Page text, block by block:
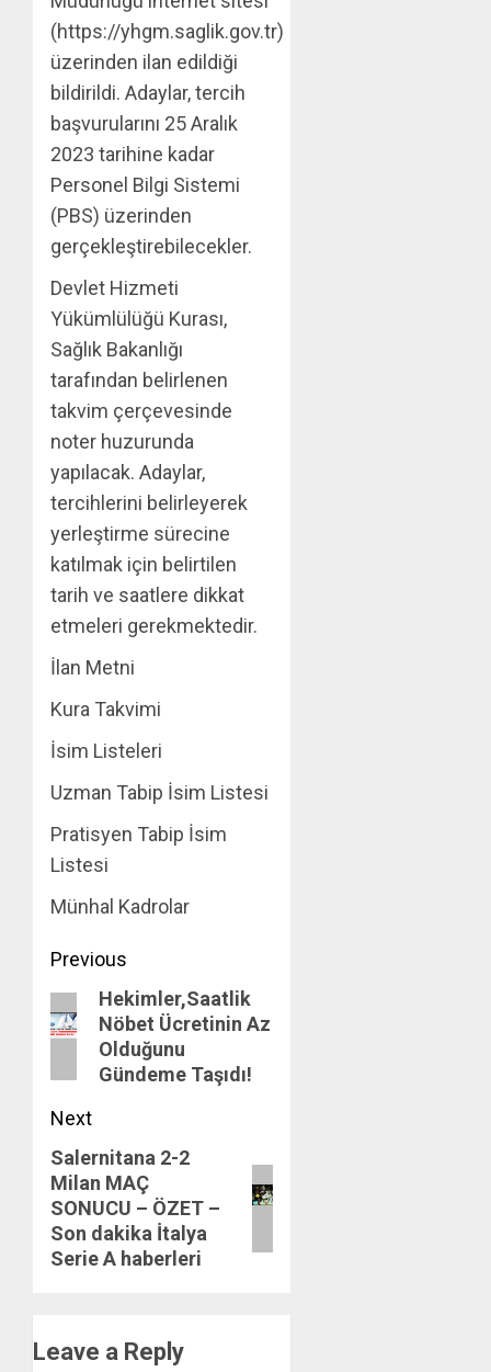
(https://yhgm.saglik.gov.tr)
üzerinden ilan edildiği
bildirildi. Adaylar, tercih
başvurularını 25 Aralık
2023 tarihine kadar
Personel Bilgi Sistemi
(PBS) üzerinden
gerçekleştirebilecekler.
Devlet Hizmeti
Yükümlülüğü Kurası,
Sağlık Bakanlığı
tarafından belirlenen
takvim çerçevesinde
noter huzurunda
yapılacak. Adaylar,
tercihlerini belirleyerek
yerleştirme sürecine
katılmak için belirtilen
tarih ve saatlere dikkat
etmeleri gerekmektedir.
İlan Metni
Kura Takvimi
İsim Listeleri
Uzman Tabip İsim Listesi
Pratisyen Tabip İsim
Listesi
Münhal Kadrolar
Post
navigation
Previous
Previous
post:
Hekimler,Saatlik
Nöbet Ücretinin Az
Olduğunu
Gündeme Taşıdı!
Next
Next
post:
Salernitana 2-2
Milan MAÇ
SONUCU – ÖZET –
Son dakika İtalya
Serie A haberleri
Leave a Reply